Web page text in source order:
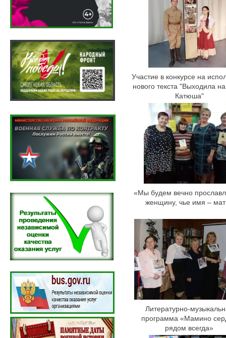
Участие в конкурсе на
нового текста "Выходила
Катюша"
«Мы будем вечно
женщину, чье имя –
Литературно-
программа «Мамино
рядом всегда»